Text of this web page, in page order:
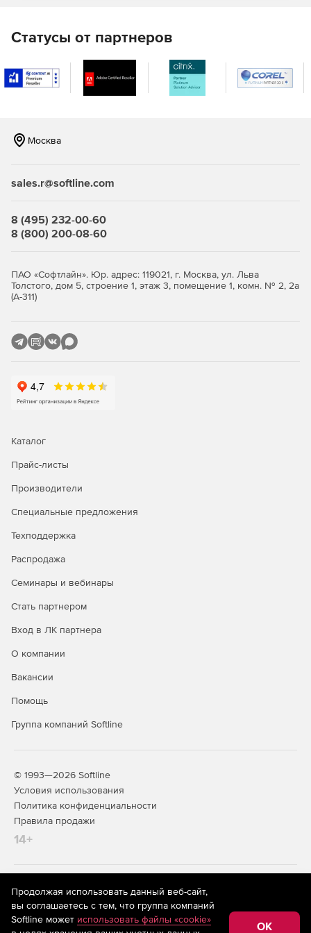
Портал самообслуживания
База знаний
Версия Professional – служба поддержки + управление
Управление службой поддержки.
Управление программными активами.
Управление закупками и контрактами.
управление активами +управление проектами.
Управление проблемами.
Управление изменениями.
Управление ИТ-проектами.
База данных управления конфигурациями.
Статусы от партнеров
Москва
sales.r@softline.com
8 (495) 232-00-60
8 (800) 200-08-60
ПАО «Софтлайн». Юр. адрес: 119021, г. Москва, ул. Льва
Толстого, дом 5, строение 1, этаж 3, помещение 1, комн. № 2, 2а
(А-311)
Каталог
Прайс-листы
Производители
Специальные предложения
Техподдержка
Распродажа
Семинары и вебинары
Стать партнером
Вход в ЛК партнера
О компании
Вакансии
Помощь
Группа компаний Softline
© 1993—2026 Softline
Условия использования
Политика конфиденциальности
Правила продажи
14+
На информационном ресурсе store.softline.ru применяются
рекомендательные технологии
(информационные технологии
предоставления информации на основе сбора,
систематизации и анализа сведений, относящихся к
Продолжая использовать данный веб-сайт,
вы соглашаетесь с тем, что группа компаний
Softline может использовать файлы «cookie»
OK